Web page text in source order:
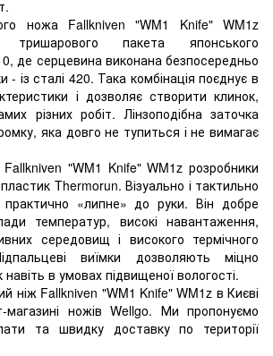
ножа Fallkniven "WM1 Knife" WM1z
пакета японського
де серцевина виконана безпосередньо
- із сталі 420. Така комбінація поєднує в
і дозволяє створити клинок,
різних робіт. Лінзоподібна заточка
яка довго не тупиться і не вимагає
"WM1 Knife" WM1z розробники
Thermorun. Візуально і тактильно
практично «липне» до руки. Він добре
температур, високі навантаження,
середовищ і високого термічного
виїмки дозволяють міцно
в умовах підвищеної вологості.
ніж Fallkniven "WM1 Knife" WM1z в Києві
ножів Wellgo. Ми пропонуємо
та швидку доставку по території